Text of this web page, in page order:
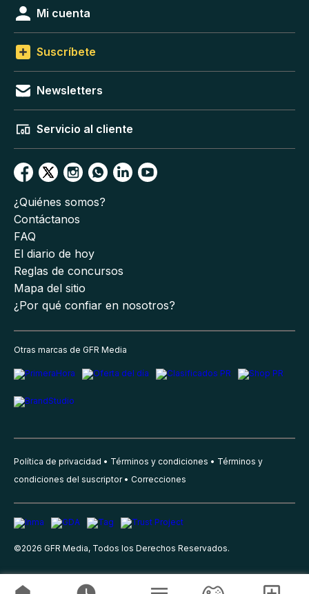
Mi cuenta
Suscríbete
Newsletters
Servicio al cliente
¿Quiénes somos?
Contáctanos
FAQ
El diario de hoy
Reglas de concursos
Mapa del sitio
¿Por qué confiar en nosotros?
Otras marcas de GFR Media
Política de privacidad Términos y condiciones
Términos y
condiciones del suscriptor
Correcciones
©2026 GFR Media, Todos los Derechos Reservados.